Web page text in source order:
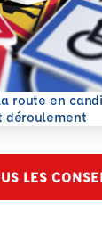
route en
déroulement
LES